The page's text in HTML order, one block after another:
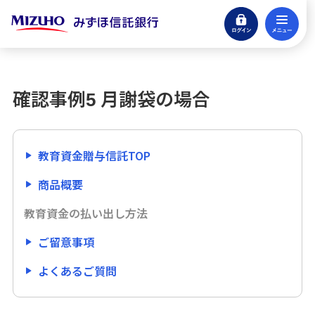
ログイン
閉じる
商品概要
教育資金の範囲について
費目一覧
確認事例1 領収書でお支払いの場合
確認事例2 振り込みの場合
確認事例3 口座引落しの場合
確認事例5 月謝袋の場合
教育資金贈与信託TOP
商品概要
教育資金の払い出し方法
ご留意事項
よくあるご質問